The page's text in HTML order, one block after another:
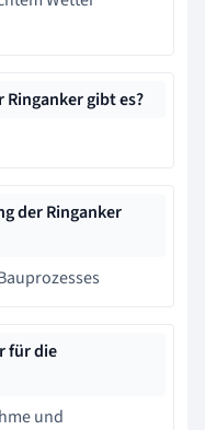
gibt es?
der Ringanker
für die
und